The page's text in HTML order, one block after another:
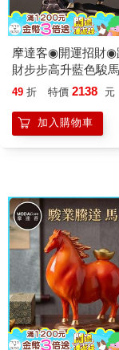
摩達客◉開運招財◉
財步步高升藍色駿
客廳玄關臥室好風水
49 折 特價 2138 元
加入購物車